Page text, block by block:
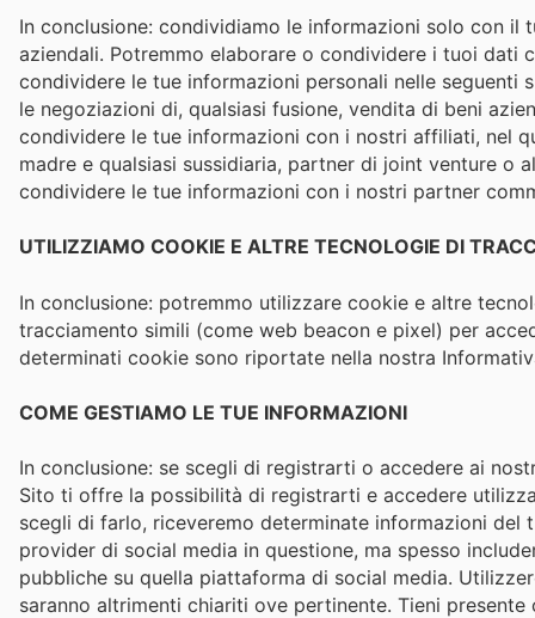
In conclusione: condividiamo le informazioni solo con
aziendali. Potremmo elaborare o condividere i tuoi dati
condividere le tue informazioni personali nelle seguenti
le negoziazioni di, qualsiasi fusione, vendita di beni
condividere le tue informazioni con i nostri affiliati, nel
madre e qualsiasi sussidiaria, partner di joint venture
condividere le tue informazioni con i nostri partner
UTILIZZIAMO COOKIE E ALTRE TECNOLOGIE DI
In conclusione: potremmo utilizzare cookie e altre
tracciamento simili (come web beacon e pixel) per
determinati cookie sono riportate nella nostra
COME GESTIAMO LE TUE INFORMAZIONI
In conclusione: se scegli di registrarti o accedere ai
Sito ti offre la possibilità di registrarti e accedere
scegli di farlo, riceveremo determinate informazioni
provider di social media in questione, ma spesso
pubbliche su quella piattaforma di social media.
saranno altrimenti chiariti ove pertinente. Tieni